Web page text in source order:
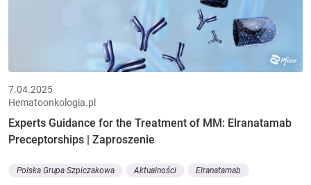
7.04.2025
Hematoonkologia.pl
Experts Guidance for the Treatment of MM: Elranatamab
Preceptorships | Zaproszenie
Polska Grupa Szpiczakowa Aktualności Elranatamab